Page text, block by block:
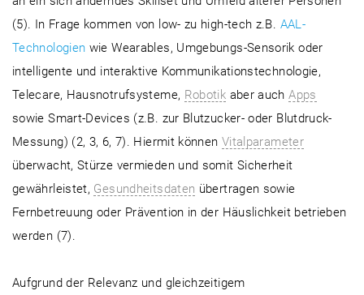
(5). In Frage kommen von low- zu high-tech z.B. AAL-
Technologien wie Wearables, Umgebungs-Sensorik oder
intelligente und interaktive Kommunikationstechnologie,
Telecare, Hausnotrufsysteme, Robotik aber auchApps
sowie Smart-Devices (z.B. zur Blutzucker- oder Blutdruck-
Messung) (2, 3, 6, 7). Hiermit können Vitalparameter
überwacht, Stürze vermieden und somit Sicherheit
gewährleistet, Gesundheitsdaten übertragen sowie
Fernbetreuung oder Prävention in der Häuslichkeit betrieben
werden (7).
Aufgrund der Relevanz und gleichzeitigem